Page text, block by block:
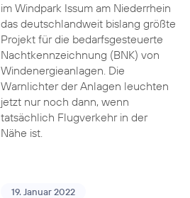
im Windpark Issum am Niederrhein
das deutschlandweit bislang größte
Projekt für die bedarfsgesteuerte
Nachtkennzeichnung (BNK) von
Windenergieanlagen. Die
Warnlichter der Anlagen leuchten
jetzt nur noch dann, wenn
tatsächlich Flugverkehr in der
Nähe ist.
19. Januar 2022